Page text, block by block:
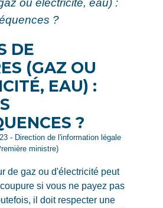
?
DE
(GAZ OU
EAU) :
?
- Direction de l'information légale
ministre)
de gaz ou d'électricité peut
si vous ne payez pas
il doit respecter une